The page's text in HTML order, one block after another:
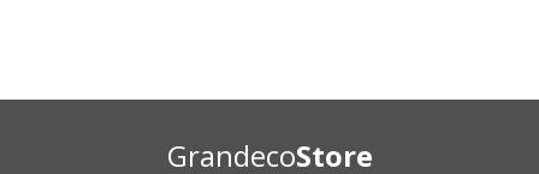
GrandecoStore